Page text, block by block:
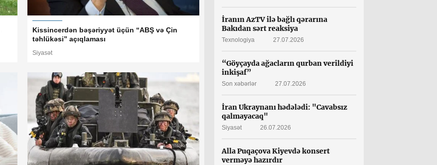
Kissincerdən bəşəriyyət üçün “ABŞ və Çin
təhlükəsi” açıqlaması
Siyasət
İranın AzTV ilə bağlı qərarına
Bakıdan sərt reaksiya
Texnologiya 27.07.2026
“Göyçayda ağacların qurban verildiyi
inkişaf”
Son xəbərlər 27.07.2026
İran Ukraynanı hədələdi: "Cavabsız
qalmayacaq"
Siyasət 26.07.2026
Alla Puqaçova Kiyevdə konsert
verməyə hazırdır